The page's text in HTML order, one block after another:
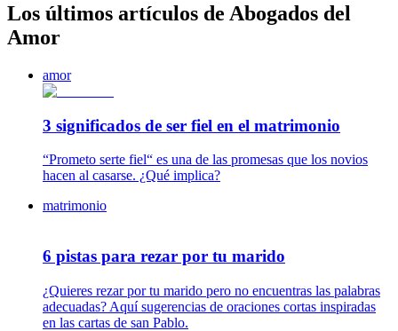
Los últimos artículos de Abogados del
Amor
amor
3 significados de ser fiel en el matrimonio
“Prometo serte fiel“ es una de las promesas que los novios
hacen al casarse. ¿Qué implica?
matrimonio
6 pistas para rezar por tu marido
¿Quieres rezar por tu marido pero no encuentras las palabras
adecuadas? Aquí sugerencias de oraciones cortas inspiradas
en las cartas de san Pablo.